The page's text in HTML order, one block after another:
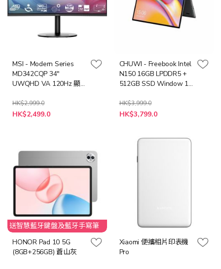
MSI - Modern Series
MD342CQP 34"
UWQHD VA 120Hz 顯
MD34CQP/CE-
MNBC06U/LB-MON)
HK$2,999.0
特
殊
HK$2,499.0
CHUWI - Freebook Intel
N150 16GB LPDDR5 +
512GB SSD Window 11
CFBN150+LB-PCNB) 輕
薄筆記型電腦
HK$3,999.0
特
殊
HK$3,799.0
送智慧藍牙鍵盤及藍牙手寫筆
HONOR Pad 10 5G
(8GB+256GB) 蒼山灰
Xiaomi 便攜相片印表機
Pro